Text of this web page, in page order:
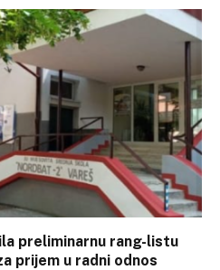
preliminarnu rang-listu
prijem u radni odnos